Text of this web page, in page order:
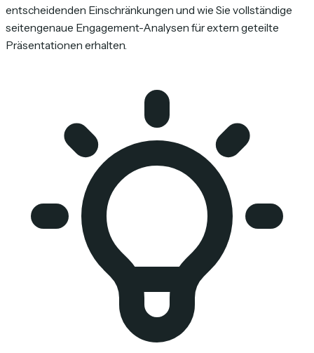
entscheidenden Einschränkungen und wie Sie vollständige
seitengenaue Engagement-Analysen für extern geteilte
Präsentationen erhalten.